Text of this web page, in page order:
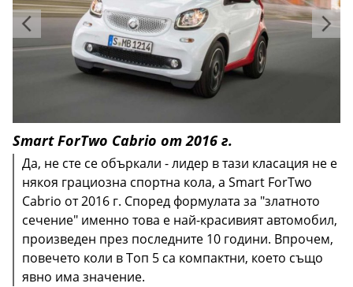
Smart ForTwo Cabrio от 2016 г.
Да, не сте се объркали - лидер в тази класация не е
някоя грациозна спортна кола, а Smart ForTwo
Cabrio от 2016 г. Според формулата за "златното
сечение" именно това е най-красивият автомобил,
произведен през последните 10 години. Впрочем,
повечето коли в Топ 5 са компактни, което също
явно има значение.